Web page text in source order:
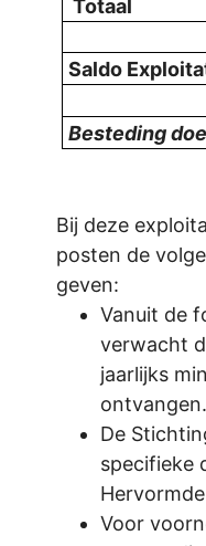
Totaal
Saldo
Besteding
Bij deze
posten de
geven:
Vanuit de
verwacht
jaarlijks
ontvangen.
De
specifieke
Voor